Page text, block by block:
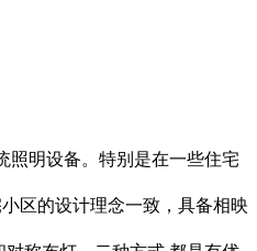
照明设备。特别是在一些住宅
区的设计理念一致，具备相映